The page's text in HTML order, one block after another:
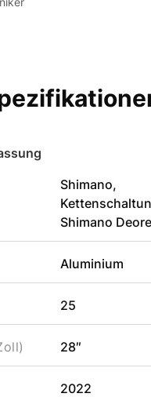
Shimano,
Shimano
Aluminium
25
28″
2022